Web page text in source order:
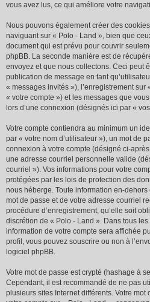
vous avez lus, ce qui améliore votre
Nous pouvons également créer des
naviguant sur « Polo - Land », bien que
document qui est prévu pour couvrir
phpBB. La seconde manière est de
envoyez et que nous collectons. Ceci peut
publication de message en tant
« messages invités »), l’enregistrement
« votre compte ») et les messages que
lors d’une connexion (désignés ici par «
Votre compte contiendra au minimum un
par « votre nom d’utilisateur »), un mot de
connexion à votre compte (désigné ci-
une adresse courriel personnelle valide
courriel »). Vos informations pour votre
protégées par les lois de protection des
nous héberge. Toute information en-dehors
mot de passe et de votre adresse courriel
procédure d’enregistrement, qu’elle soit
discrétion de « Polo - Land ». Dans tous
information de votre compte sera affichée
profil, vous pouvez souscrire ou non à
logiciel phpBB.
Votre mot de passe est crypté (hashage à
Cependant, il est recommandé de ne pas
plusieurs sites Internet différents. Votre mot